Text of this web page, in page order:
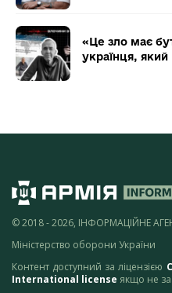
«Це зло має
українця,
© 2018 - 2026, ІНФОРМАЦІЙНЕ
Міністерство оборони України
Контент доступний за ліцензією
International license якщо не